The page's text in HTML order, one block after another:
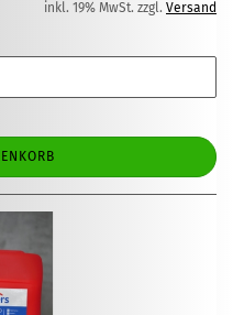
inkl. 19% MwSt. zzgl. Versand